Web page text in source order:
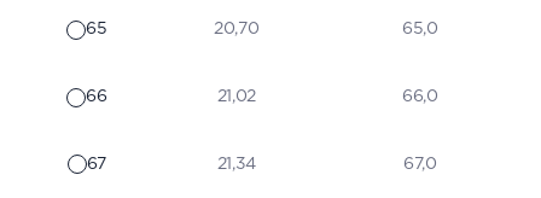
65 20,70 65,0
66 21,02 66,0
67 21,34 67,0